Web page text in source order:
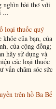
nghìn bài thơ với
...
loại thuốc quý
khỏe của bạn, của
của cộng đồng;
hãy sử dụng và
các loại thuốc
vấn chăm sóc sức
trên hồ Ba Bể